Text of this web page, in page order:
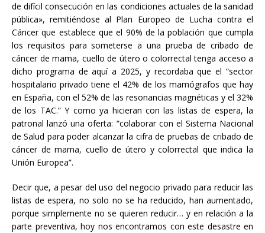
de difícil consecución en las condiciones actuales de la sanidad
pública», remitiéndose al Plan Europeo de Lucha contra el
Cáncer que establece que el 90% de la población que cumpla
los requisitos para someterse a una prueba de cribado de
cáncer de mama, cuello de útero o colorrectal tenga acceso a
dicho programa de aquí a 2025, y recordaba que el “sector
hospitalario privado tiene el 42% de los mamógrafos que hay
en España, con el 52% de las resonancias magnéticas y el 32%
de los TAC.” Y como ya hicieran con las listas de espera, la
patronal lanzó una oferta: “colaborar con el Sistema Nacional
de Salud para poder alcanzar la cifra de pruebas de cribado de
cáncer de mama, cuello de útero y colorrectal que indica la
Unión Europea”.
Decir que, a pesar del uso del negocio privado para reducir las
listas de espera, no solo no se ha reducido, han aumentado,
porque simplemente no se quieren reducir… y en relación a la
parte preventiva, hoy nos encontramos con este desastre en